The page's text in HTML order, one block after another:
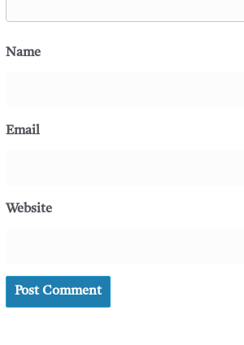
Name
Email
Website